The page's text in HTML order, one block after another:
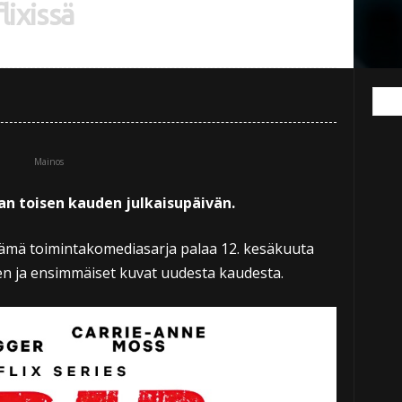
Mainos
toisen kauden julkaisupäivän.
toimintakomediasarja palaa 12. kesäkuuta
ja ensimmäiset kuvat uudesta kaudesta.